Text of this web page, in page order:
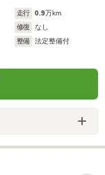
走行 0.9万km
修復
なし
整備
法定整備付